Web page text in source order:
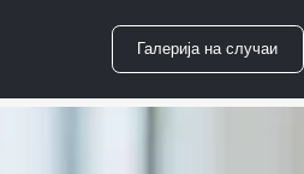
Галерија на случаи